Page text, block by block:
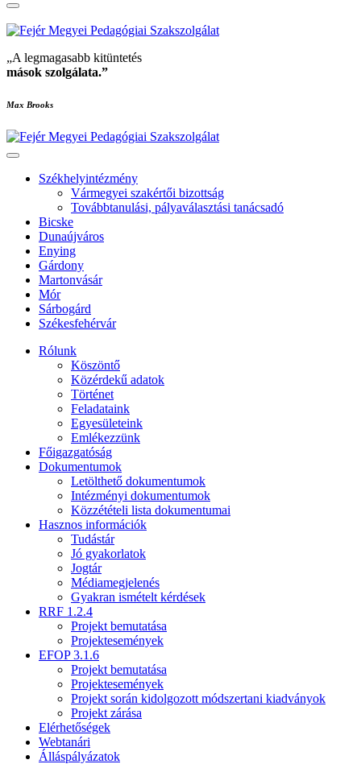
„A legmagasabb kitüntetés
mások szolgálata.”
Max Brooks
Székhelyintézmény
Vármegyei szakértői bizottság
Továbbtanulási, pályaválasztási tanácsadó
Bicske
Dunaújváros
Enying
Gárdony
Martonvásár
Mór
Sárbogárd
Székesfehérvár
Rólunk
Köszöntő
Közérdekű adatok
Történet
Feladataink
Egyesületeink
Emlékezzünk
Főigazgatóság
Dokumentumok
Letölthető dokumentumok
Intézményi dokumentumok
Közzétételi lista dokumentumai
Hasznos információk
Tudástár
Jó gyakorlatok
Jogtár
Médiamegjelenés
Gyakran ismételt kérdések
RRF 1.2.4
Projekt bemutatása
Projektesemények
EFOP 3.1.6
Projekt bemutatása
Projektesemények
Projekt során kidolgozott módszertani kiadványok
Projekt zárása
Elérhetőségek
Webtanári
Álláspályázatok